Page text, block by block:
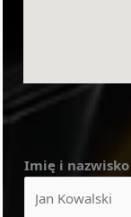
Imię i nazwisko